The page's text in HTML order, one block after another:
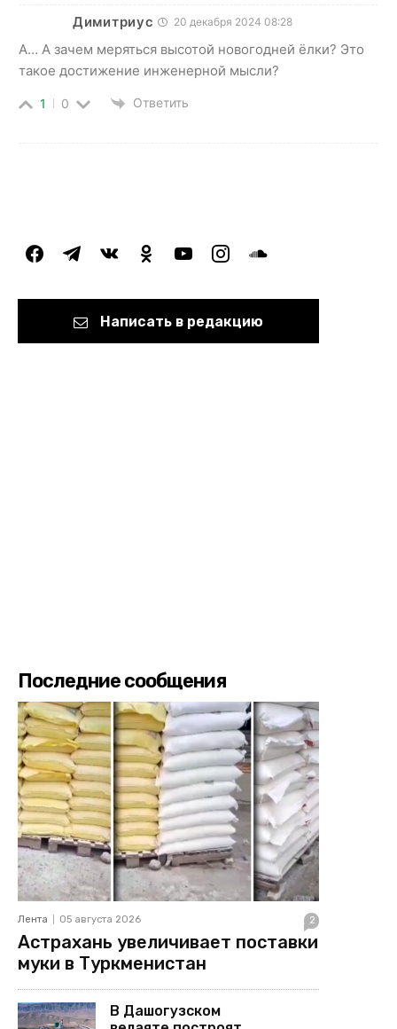
Димитриус 20 декабря 2024 08:28
А… А зачем меряться высотой новогодней ёлки? Это
такое достижение инженерной мысли?
1 0 Ответить
facebooktelegramvkontakteodnoklassniki
youtubeinstagramsoundcloud
Написать в редакцию
Последние сообщения
Лента 05 августа 2026 2
Астрахань увеличивает поставки
муки в Туркменистан
В Дашогузском